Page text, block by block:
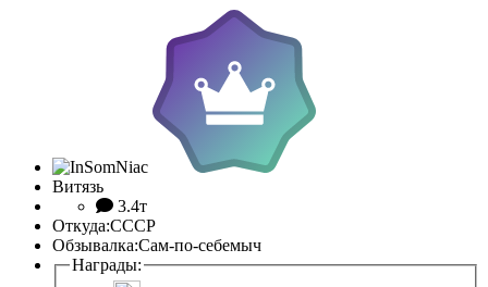
Витязь
3.4т
Откуда:СССР
Обзывалка:Сам-по-себемыч
Награды: